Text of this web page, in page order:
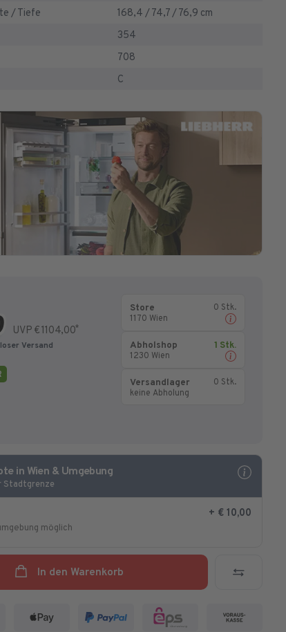
/ Tiefe
168,4 / 74,7 / 76,9 cm
354
708
C
UVP € 1104,00*
Versand
Store
1170 Wien
0 Stk.
Abholshop
1230 Wien
1 Stk.
Versandlager
keine Abholung
0 Stk.
in Wien & Umgebung
Stadtgrenze
möglich
+ € 10,00
In den Warenkorb